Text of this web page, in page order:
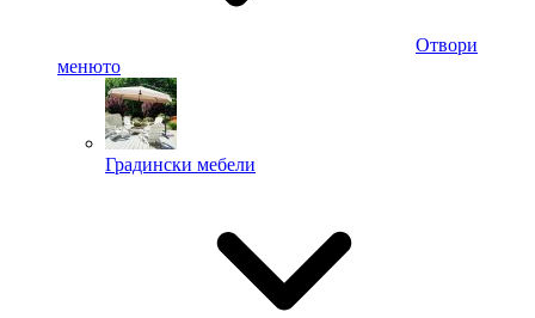
Отвори
менюто
Градински мебели